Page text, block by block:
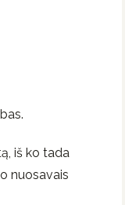
iš ko tada
nuosavais